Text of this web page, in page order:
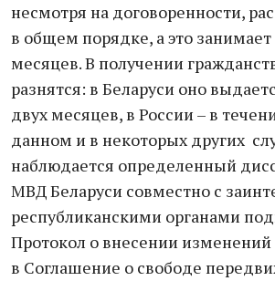
несмотря на договоренности,
в общем порядке, а это
месяцев. В получении
разнятся: в Беларуси оно
двух месяцев, в России – в
данном и в некоторых других
наблюдается определенный
МВД Беларуси совместно с
республиканскими органами
Протокол о внесении
в Соглашение о свободе